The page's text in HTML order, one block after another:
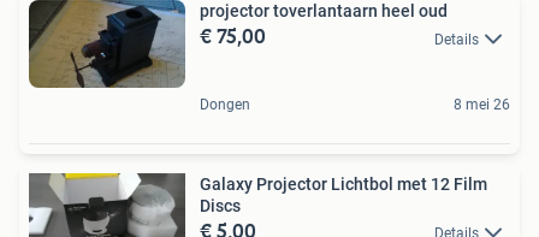
projector toverlantaarn heel oud
€ 75,00 Details
Dongen 8 mei 26
Galaxy Projector Lichtbol met 12 Film
Discs
€ 5,00 Details